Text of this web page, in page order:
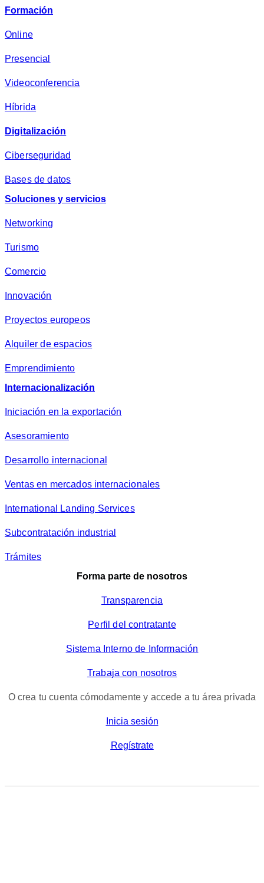
v
c
d
a
*
Formación
Online
Presencial
Videoconferencia
Híbrida
Digitalización
Ciberseguridad
Bases de datos
Soluciones y servicios
Networking
Turismo
Comercio
Innovación
Proyectos europeos
Alquiler de espacios
Emprendimiento
Internacionalización
Iniciación en la exportación
Asesoramiento
Desarrollo internacional
Ventas en mercados internacionales
International Landing Services
Subcontratación industrial
Trámites
Forma parte de nosotros
Transparencia
Perfil del contratante
Sistema Interno de Información
Trabaja con nosotros
O crea tu cuenta cómodamente y accede a tu área privada
Inicia sesión
Regístrate